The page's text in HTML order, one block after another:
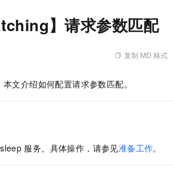
】请求参数匹配
复制 MD 格式
文介绍如何配置请求参数匹配。
sleep 服务。具体操作，请参见准备工作。
K3 NEW
舰模型，长程编程与推理利器
图片和
OSS
发、训练和推理服务
管理容器应用的 K8s 服务
云数据库
云原生的云上
DeepSeek-V4-Pro
属 DeepSeek-V4-Pro
从聊天伙伴进化为能主动干活的本地数字员工
+ GStack 打造工程团队
一键部署幻
创新助力计划
Token 补贴，加速一人公司成长
Max 首发尝鲜，限时加量 10 倍，夜间低至2折
限时限量积分加倍
，送备案服务码
AI 电商营销
AI助力短剧漫
势
惠，释放技术红利
证
识别
查询
CentOS
Docker
WordPress
伙伴工作台
云存储合作
数据库合作
成为服务
务台
训练营
考
量
刻
云栖大会
活动全景
魔搭
高校合作